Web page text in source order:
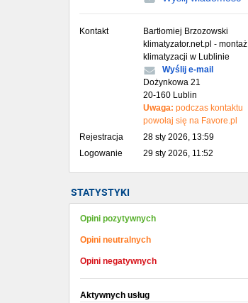
Kontakt
Bartłomiej Brzozowski
klimatyzator.net.pl - montaż
klimatyzacji w Lublinie
Wyślij e-mail
Dożynkowa 21
20-160 Lublin
Uwaga: podczas kontaktu
powołaj się na Favore.pl
Rejestracja
28 sty 2026, 13:59
Logowanie
29 sty 2026, 11:52
STATYSTYKI
Opini pozytywnych
Opini neutralnych
Opini negatywnych
Aktywnych usług